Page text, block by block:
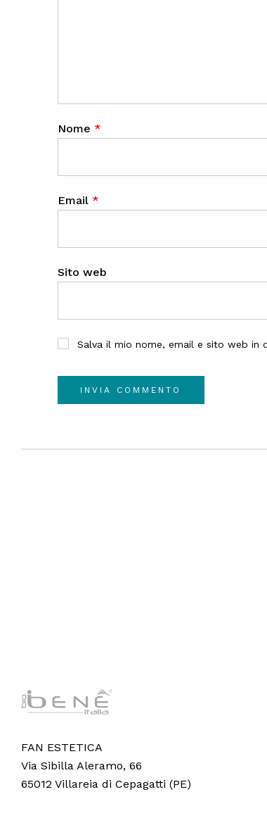
Nome *
Email *
Sito web
Salva il mio nome, email e sito web in
FAN ESTETICA
Via Sibilla Aleramo, 66
65012 Villareia di Cepagatti (PE)